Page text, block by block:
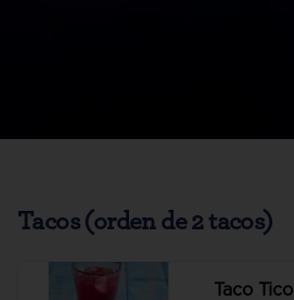
Tacos (orden de 2 tacos)
Taco Tico